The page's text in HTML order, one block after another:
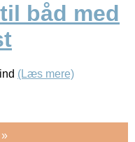
båd med
(Læs mere)